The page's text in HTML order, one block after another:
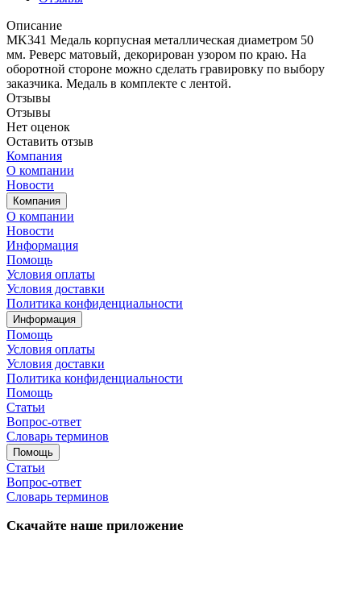
Описание
MK341 Медаль корпусная металлическая диаметром 50
мм. Реверс матовый, декорирован узором по краю. На
оборотной стороне можно сделать гравировку по выбору
заказчика. Медаль в комплекте с лентой.
Отзывы
Отзывы
Нет оценок
Оставить отзыв
Компания
О компании
Новости
Компания
О компании
Новости
Информация
Помощь
Условия оплаты
Условия доставки
Политика конфиденциальности
Информация
Помощь
Условия оплаты
Условия доставки
Политика конфиденциальности
Помощь
Статьи
Вопрос-ответ
Словарь терминов
Помощь
Статьи
Вопрос-ответ
Словарь терминов
Скачайте наше приложение